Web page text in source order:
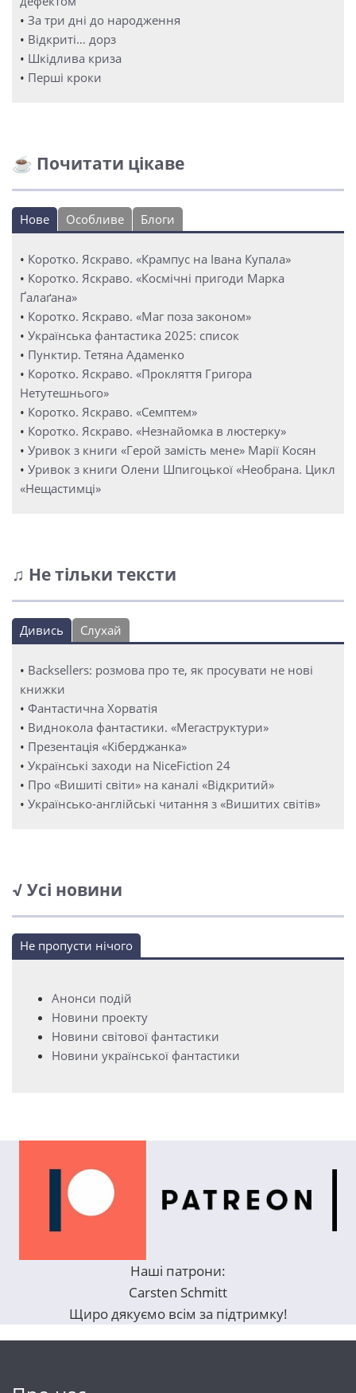
• За три дні до народження
• Відкриті… дорз
• Шкідлива криза
• Перші кроки
☕ Почитати цікаве
Нове Особливе Блоги
• Коротко. Яскраво. «Крампус на Івана Купала»
• Коротко. Яскраво. «Космічні пригоди Марка
Ґалаґана»
• Коротко. Яскраво. «Маг поза законом»
• Українська фантастика 2025: список
• Пунктир. Тетяна Адаменко
• Коротко. Яскраво. «Прокляття Григора
Нетутешнього»
• Коротко. Яскраво. «Семптем»
• Коротко. Яскраво. «Незнайомка в люстерку»
• Уривок з книги «Герой замість мене» Марії Косян
• Уривок з книги Олени Шпигоцької «Необрана. Цикл
«Нещастимці»
♫ Не тільки тексти
Дивись Слухай
• Backsellers: розмова про те, як просувати не нові
книжки
• Фантастична Хорватія
• Виднокола фантастики. «Мегаструктури»
• Презентація «Кіберджанка»
• Українські заходи на NiceFiction 24
• Про «Вишиті світи» на каналі «Відкритий»
• Українсько-англійські читання з «Вишитих світів»
√ Усі новини
Не пропусти нічого
Анонси подій
Новини проекту
Новини світової фантастики
Новини української фантастики
Наші патрони:
Carsten Schmitt
Щиро дякуємо всім за підтримку!